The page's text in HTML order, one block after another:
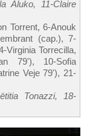
Aluko, 11-Claire
Torrent, 6-Anouk
(cap.), 7-
Virginia Torrecilla,
79'), 10-Sofia
Veje 79'), 21-
Tonazzi, 18-